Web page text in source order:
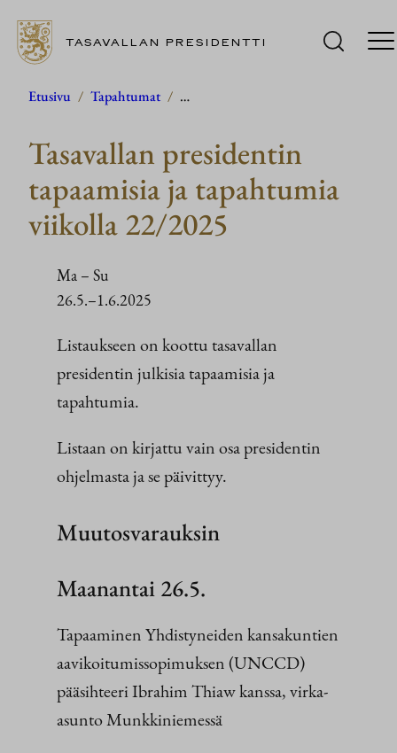
Siirry
TASAVALLAN PRESIDENTTI
Etusivu / Tapahtumat / …
Tasavallan presidentin
tapaamisia ja tapahtumia
viikolla 22/2025
Ma – Su
26.5.–1.6.2025
Listaukseen on koottu tasavallan
presidentin julkisia tapaamisia ja
tapahtumia.
Listaan on kirjattu vain osa presidentin
ohjelmasta ja se päivittyy.
Muutosvarauksin
Maanantai 26.5.
Tapaaminen Yhdistyneiden kansakuntien
aavikoitumissopimuksen (UNCCD)
pääsihteeri Ibrahim Thiaw kanssa, virka-
asunto Munkkiniemessä